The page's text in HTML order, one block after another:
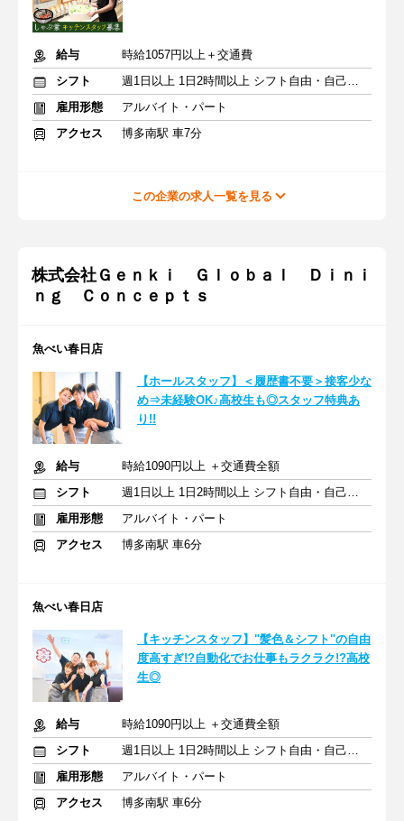
給与
時給1057円以上＋交通費
シフト
週1日以上 1日2時間以上 シフト自由・自己申告
雇用形態
アルバイト・パート
アクセス
博多南駅 車7分
この企業の求人一覧を見る
株式会社Ｇｅｎｋｉ Ｇｌｏｂａｌ Ｄｉｎｉ
ｎｇ Ｃｏｎｃｅｐｔｓ
魚べい春日店
【ホールスタッフ】＜履歴書不要＞接客少な
め⇒未経験OK♪高校生も◎スタッフ特典あ
り!!
給与
時給1090円以上 ＋交通費全額
シフト
週1日以上 1日2時間以上 シフト自由・自己申告
雇用形態
アルバイト・パート
アクセス
博多南駅 車6分
魚べい春日店
【キッチンスタッフ】"髪色＆シフト"の自由
度高すぎ!?自動化でお仕事もラクラク!?高校
生◎
給与
時給1090円以上 ＋交通費全額
シフト
週1日以上 1日2時間以上 シフト自由・自己申告
雇用形態
アルバイト・パート
アクセス
博多南駅 車6分